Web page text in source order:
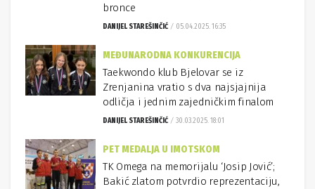
bronce
DANIJEL STAREŠINČIĆ 05.04.2025. 16:35
MEĐUNARODNA KONKURENCIJA
Taekwondo klub Bjelovar se iz
Zrenjanina vratio s dva najsjajnija
odličja i jednim zajedničkim finalom
DANIJEL STAREŠINČIĆ 30.03.2025. 18:01
PET MEDALJA U IMOTSKOM
TK Omega na memorijalu ‘Josip Jović’;
Bakić zlatom potvrdio reprezentaciju,